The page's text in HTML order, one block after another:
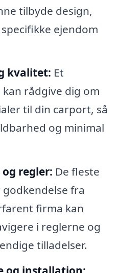
tilbyde design,
ejendom
kvalitet: Et
rådgive dig om
til din carport, så
og minimal
regler: De fleste
fra
firma kan
i reglerne og
tilladelser.